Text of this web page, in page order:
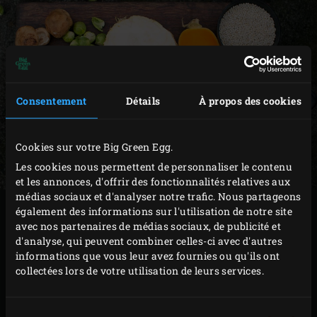
Consentement Détails À propos des cookies
Cookies sur votre Big Green Egg.
Les cookies nous permettent de personnaliser le contenu
et les annonces, d'offrir des fonctionnalités relatives aux
médias sociaux et d'analyser notre trafic. Nous partageons
également des informations sur l'utilisation de notre site
avec nos partenaires de médias sociaux, de publicité et
d'analyse, qui peuvent combiner celles-ci avec d'autres
informations que vous leur avez fournies ou qu'ils ont
collectées lors de votre utilisation de leurs services.
Lorsque les recettes végétariennes sont bien exécutées, la
viande ou le poisson ne manque absolument pas. Car
c’est la combinaison des bons ingrédients qui apporte
toute sa saveur aux plats. Et si vous préparez un mets